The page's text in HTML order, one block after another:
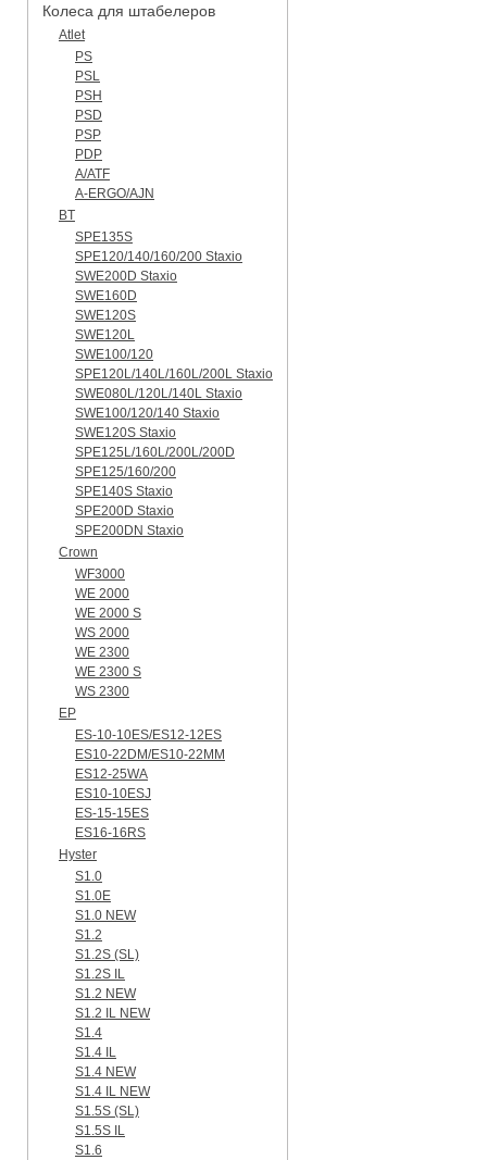
Колеса для штабелеров
Atlet
PS
PSL
PSH
PSD
PSP
PDP
A/ATF
A-ERGO/AJN
BT
SPE135S
SPE120/140/160/200 Staxio
SWE200D Staxio
SWE160D
SWE120S
SWE120L
SWE100/120
SPE120L/140L/160L/200L Staxio
SWE080L/120L/140L Staxio
SWE100/120/140 Staxio
SWE120S Staxio
SPE125L/160L/200L/200D
SPE125/160/200
SPE140S Staxio
SPE200D Staxio
SPE200DN Staxio
Crown
WF3000
WE 2000
WE 2000 S
WS 2000
WE 2300
WE 2300 S
WS 2300
EP
ES-10-10ES/ES12-12ES
ES10-22DM/ES10-22MM
ES12-25WA
ES10-10ESJ
ES-15-15ES
ES16-16RS
Hyster
S1.0
S1.0E
S1.0 NEW
S1.2
S1.2S (SL)
S1.2S IL
S1.2 NEW
S1.2 IL NEW
S1.4
S1.4 IL
S1.4 NEW
S1.4 IL NEW
S1.5S (SL)
S1.5S IL
S1.6